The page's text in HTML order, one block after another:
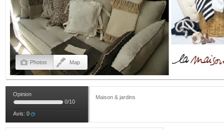
Photos Map
Opinion
0/10
Avis: 0
Maison & jardins